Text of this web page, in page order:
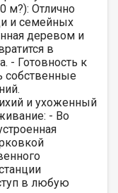
м?): Отлично
и семейных
деревом и
в
- Готовность к
собственные
и ухоженный
- Во
в любую